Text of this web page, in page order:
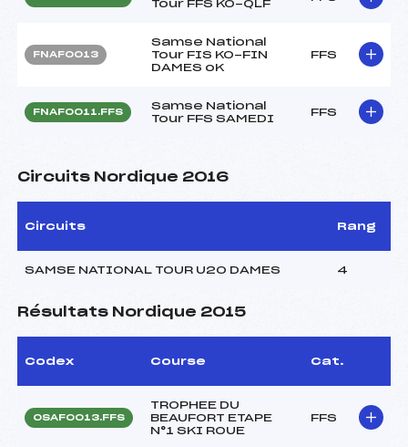
Tour FFS KO-QLF
FNAF0013
Samse National
Tour FIS KO-FIN
DAMES oK
FFS
FNAF0011.FFS
Samse National
Tour FFS SAMEDI
FFS
Circuits Nordique 2016
Circuits Rang
SAMSE NATIONAL TOUR U20 DAMES 4
Résultats Nordique 2015
Codex Course Cat.
OSAF0013.FFS
TROPHEE DU
BEAUFORT ETAPE
N°1 SKI ROUE
FFS